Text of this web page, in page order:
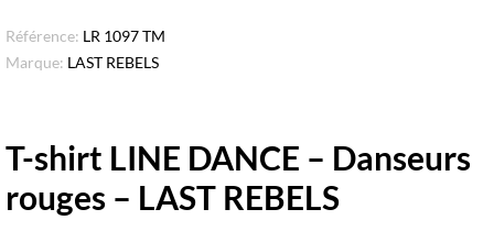
Référence: LR 1097 TM
Marque: LAST REBELS
T-shirt LINE DANCE – Danseurs
rouges – LAST REBELS